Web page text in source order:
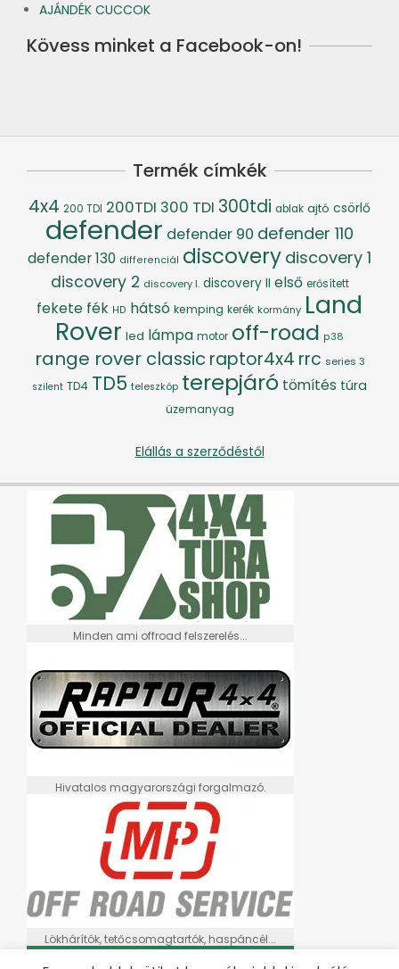
AJÁNDÉK CUCCOK
Kövess minket a Facebook-on!
Termék címkék
4x4 200 TDI 200TDI 300 TDI 300tdi ablak ajtó csörlő
defender defender 90 defender 110
defender 130 differenciál discovery discovery 1
discovery 2 discovery I. discovery II első erősített
fekete fék HD hátsó kemping kerék kormány Land
Rover led lámpa motor off-road p38
range rover classic raptor4x4 rrc series 3
szilent TD4 TD5 teleszkóp terepjáró tömítés túra
üzemanyag
Elállás a szerződéstől
Minden ami offroad felszerelés...
Hivatalos magyarországi forgalmazó.
Lökhárítók, tetőcsomagtartók, haspáncél...